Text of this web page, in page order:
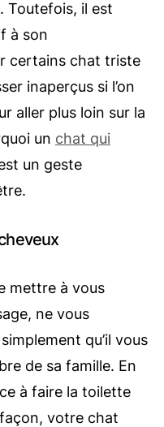
Toutefois, il est
à son
certains chat triste
inaperçus si l’on
aller plus loin sur la
un chat qui
un geste
mettre à vous
ne vous
qu’il vous
de sa famille. En
à faire la toilette
votre chat